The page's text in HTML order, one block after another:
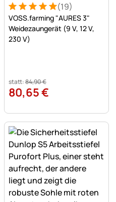
Bewertung: 5 von 5 (19
19 Bewertungen
(19)
VOSS.farming "AURES 3"
Weidezaungerät (9 V, 12 V,
230 V)
statt:84,90€
80,65€